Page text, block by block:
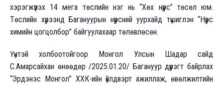
хэрэгжүүлэх 14 мега төслийн нэг нь “Хөх нүүрс” төсөл юм.
Төслийн хүрээнд Багануурын нүүрсний уурхайд түшиглэн “Нүүрс
химийн цогцолбор” байгуулахаар төлөвлөсөн.
Үүнтэй холбоотойгоор Монгол Улсын Шадар сайд
С.Амарсайхан өнөөдөр /2025.01.20/ Багануур дүүрэгт байрлах
“Эрдэнэс Монгол” ХХК-ийн үйлдвэрт ажиллаж, өвөлжилтийн